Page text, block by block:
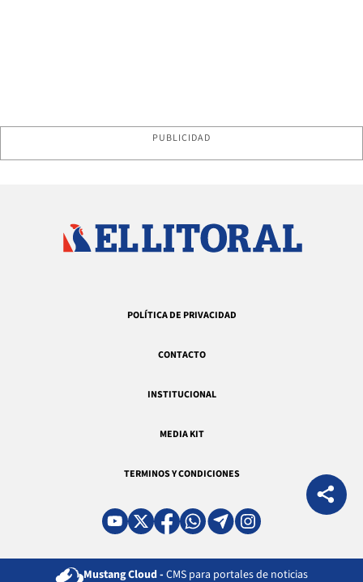
PUBLICIDAD
POLÍTICA DE PRIVACIDAD
CONTACTO
INSTITUCIONAL
MEDIA KIT
TERMINOS Y CONDICIONES
Mustang Cloud - CMS para portales de noticias